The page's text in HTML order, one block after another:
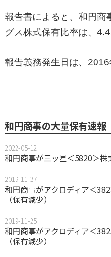
報告書によると、和円商
グス株式保有比率は、
報告義務発生日は、2016
和円商事の大量保有速報
2022-05-12
和円商事が三ッ星＜5820＞
2019-11-27
和円商事がアクロディア＜
（保有減少）
2019-11-25
和円商事がアクロディア＜
（保有減少）